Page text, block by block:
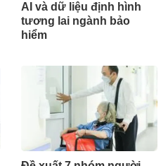
AI và dữ liệu định hình
tương lai ngành bảo
hiểm